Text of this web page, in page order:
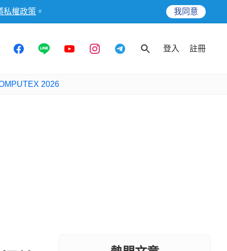
私權政策 。 我同意
登入 註冊
2026